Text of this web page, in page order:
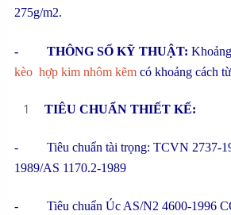
275g/m2.
- THÔNG SỐ KỸ THUẬT:
kèo hợp kim nhôm kẽm có khoảng cách
TIÊU CHUẨN THIẾT KẾ:
- Tiêu chuẩn tài trọng: TCVN 2737-
1989/AS 1170.2-1989
- Tiêu chuẩn Úc AS/N2 4600-1996